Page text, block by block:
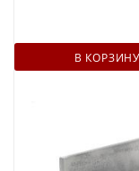
В КОРЗИНУ